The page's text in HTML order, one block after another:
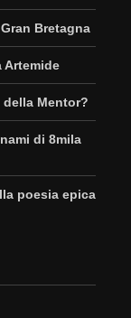
Bretagna
Artemide
Mentor?
di 8mila
poesia epica